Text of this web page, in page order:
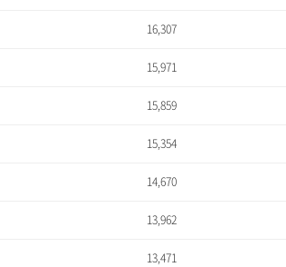
16,307
15,971
15,859
15,354
14,670
13,962
13,471